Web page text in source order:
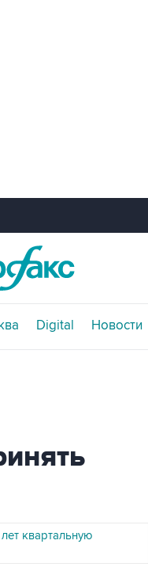
Digital Новости
квартальную